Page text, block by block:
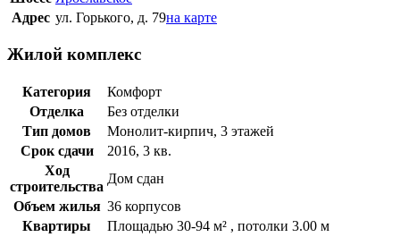
Адрес ул. Горького, д. 79на карте
Жилой комплекс
Категория
Комфорт
Отделка
Без отделки
Тип домов
Монолит-кирпич, 3 этажей
Срок сдачи
2016, 3 кв.
Ход
строительства
Дом сдан
Объем жилья 36 корпусов
Квартиры
Площадью 30-94 м² , потолки 3.00 м